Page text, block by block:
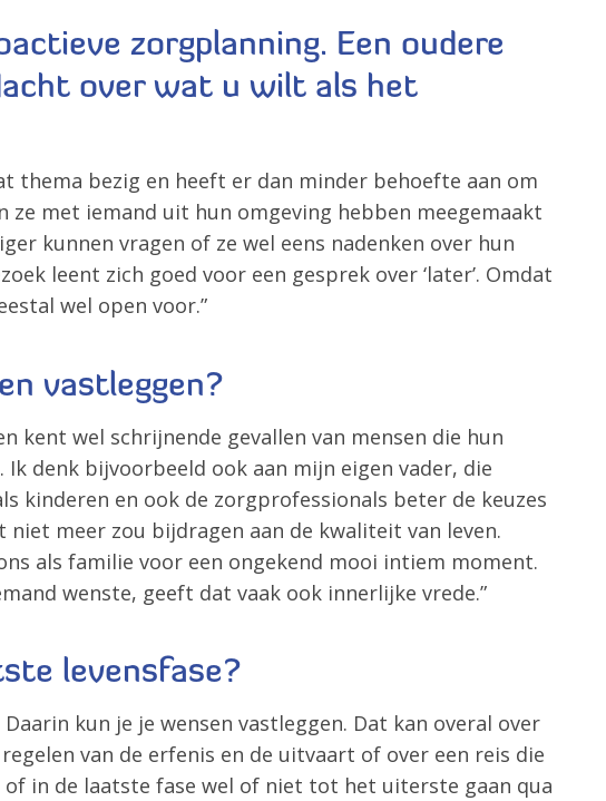
zorgplanning. Een oudere
over wat u wilt als het
thema bezig en heeft er dan minder behoefte aan om
met iemand uit hun omgeving hebben meegemaakt
kunnen vragen of ze wel eens nadenken over hun
leent zich goed voor een gesprek over ‘later’. Omdat
wel open voor.”
vastleggen?
kent wel schrijnende gevallen van mensen die hun
denk bijvoorbeeld ook aan mijn eigen vader, die
kinderen en ook de zorgprofessionals beter de keuzes
meer zou bijdragen aan de kwaliteit van leven.
als familie voor een ongekend mooi intiem moment.
wenste, geeft dat vaak ook innerlijke vrede.”
levensfase?
kun je je wensen vastleggen. Dat kan overal over
van de erfenis en de uitvaart of over een reis die
of in de laatste fase wel of niet tot het uiterste gaan qua